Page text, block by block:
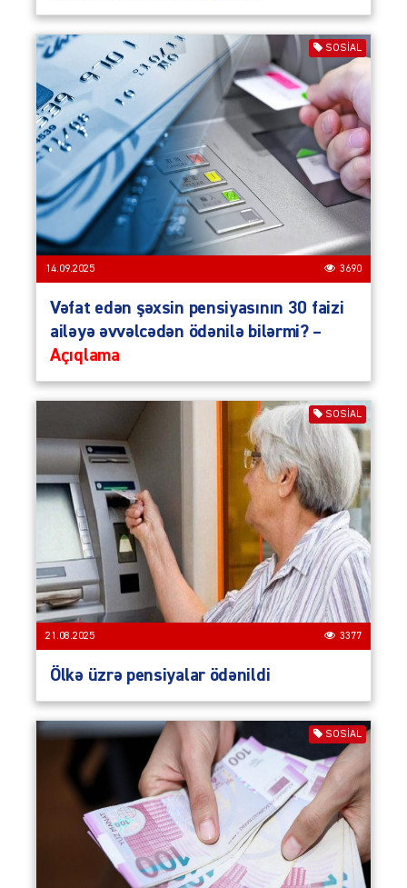
SOSIAL
14.09.2025 3690
Vəfat edən şəxsin pensiyasının 30 faizi
ailəyə əvvəlcədən ödənilə bilərmi? –
Açıqlama
SOSIAL
21.08.2025 3377
Ölkə üzrə pensiyalar ödənildi
SOSIAL